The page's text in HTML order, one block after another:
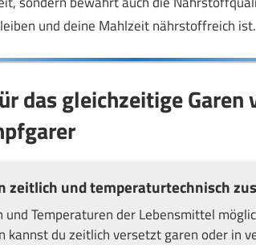
und deine Mahlzeit nährstoffreich ist.
das gleichzeitige Garen
zeitlich und temperaturtechnisch
und Temperaturen der Lebensmittel
kannst du zeitlich versetzt garen oder in